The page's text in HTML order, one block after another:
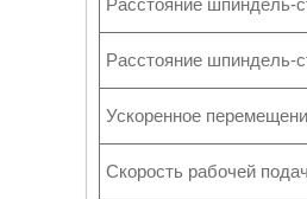
Расстояние шпиндель-
Расстояние шпиндель-
Ускоренное
Скорость рабочей